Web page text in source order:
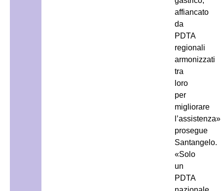
affiancato
da
PDTA
regionali
armonizzati
tra
loro
per
migliorare
l’assistenza»
prosegue
Santangelo.
«Solo
un
PDTA